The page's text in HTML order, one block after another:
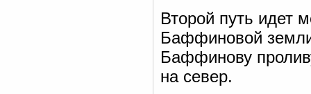
Второй путь идет
Баффиновой
Баффинову
на север.